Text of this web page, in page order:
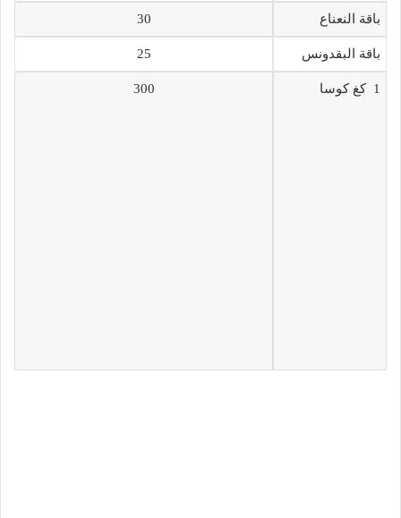
باقة النعناع 30
باقة البقدونس 25
1 كغ كوسا 300